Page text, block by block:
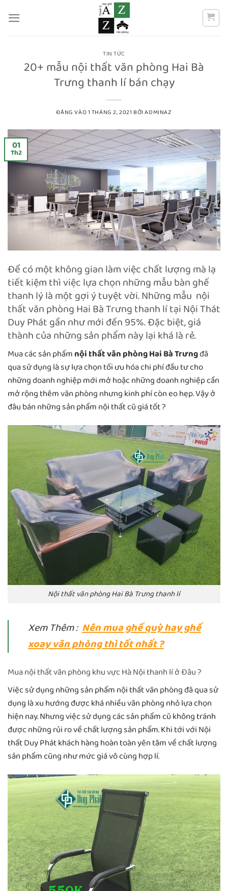
qua
TIN TỨC
20+ mẫu nội thất văn phòng Hai Bà
Trưng thanh lí bán chạy
ĐĂNG VÀO1 THÁNG 2, 2021 BỞIADMINAZ
01
Th2
Để có một không gian làm việc chất lượng mà lạ
tiết kiệm thì việc lựa chọn những mẫu bàn ghế
thanh lý là một gợi ý tuyệt vời. Những mẫu nội
thất văn phòng Hai Bà Trưng thanh lí tại Nội Thát
Duy Phát gần như mới đến 95%. Đặc biệt, giá
thành của những sản phẩm này lại khá là rẻ.
Mua các sản phẩmnội thất văn phòng Hai Bà Trưngđã
qua sử dụng là sự lựa chọn tối ưu hóa chi phí đầu tư cho
những doanh nghiệp mới mở hoặc những doanh nghiệp cần
mở rộng thêm văn phòng nhưng kinh phí còn eo hẹp. Vậy ở
đâu bán những sản phẩm nội thất cũ giá tốt ?
Nội thất văn phòng Hai Bà Trưng thanh lí
Xem Thêm :Nên mua ghế quỳ hay ghế
xoay văn phòng thì tốt nhất ?
Mua nội thất văn phòng khu vực Hà Nội thanh lí ở Đâu ?
Việc sử dụng những sản phẩm nội thất văn phòng đã qua sử
dụng là xu hướng được khá nhiều văn phòng nhỏ lựa chọn
hiện nay. Nhưng việc sử dụng các sản phẩm cũ không tránh
được những rủi ro về chất lượng sản phẩm. Khi tới với Nội
thất Duy Phát khách hàng hoàn toàn yên tâm về chất lượng
sản phẩm cũng như mức giá vô cùng hợp lí.